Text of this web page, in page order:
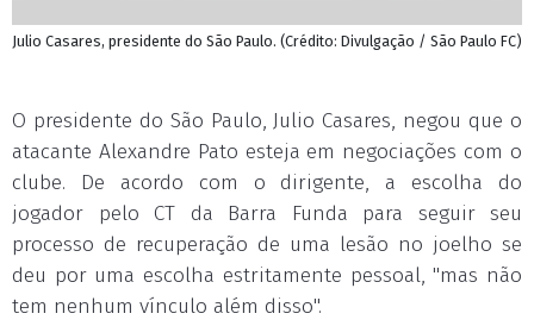
Julio Casares, presidente do São Paulo. (Crédito: Divulgação / São Paulo FC)
O presidente do São Paulo, Julio Casares, negou que o
atacante Alexandre Pato esteja em negociações com o
clube. De acordo com o dirigente, a escolha do
jogador pelo CT da Barra Funda para seguir seu
processo de recuperação de uma lesão no joelho se
deu por uma escolha estritamente pessoal, "mas não
tem nenhum vínculo além disso".